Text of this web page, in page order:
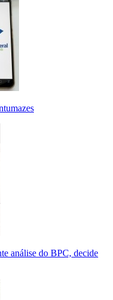
análise do BPC, decide